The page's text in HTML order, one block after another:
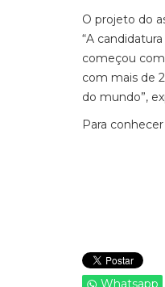
O projeto do
“A
começou
com mais de
do mundo”,
Para
Whatsapp